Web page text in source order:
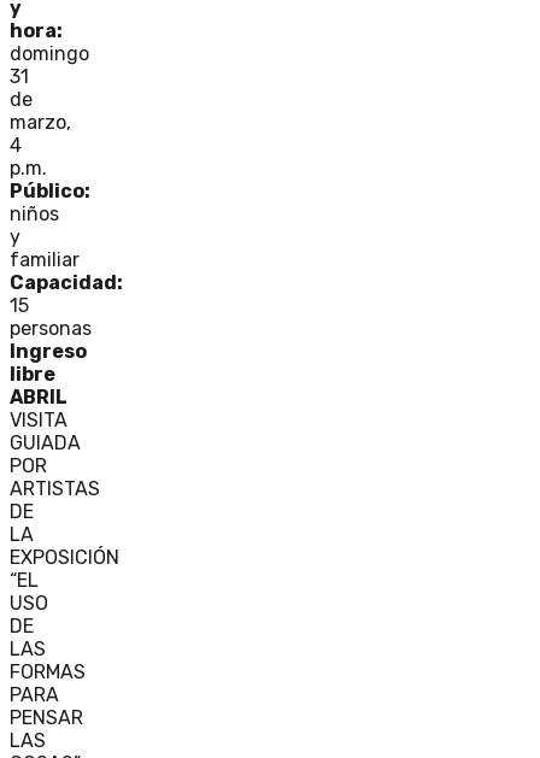
y
hora:
domingo
31
de
marzo,
4
p.m.
Público:
niños
y
familiar
Capacidad:
15
personas
Ingreso
libre
ABRIL
VISITA
GUIADA
POR
ARTISTAS
DE
LA
EXPOSICIÓN
“EL
USO
DE
LAS
FORMAS
PARA
PENSAR
LAS